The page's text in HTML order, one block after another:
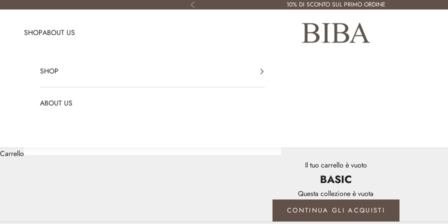
Precedente 10% DI SCONTO SUL PRIMO ORDINE
Biba Factory
SHOPABOUT US
SHOP
ABOUT US
Carrello
Il tuo carrello è vuoto
BASIC
Questa collezione è vuota
CONTINUA GLI ACQUISTI